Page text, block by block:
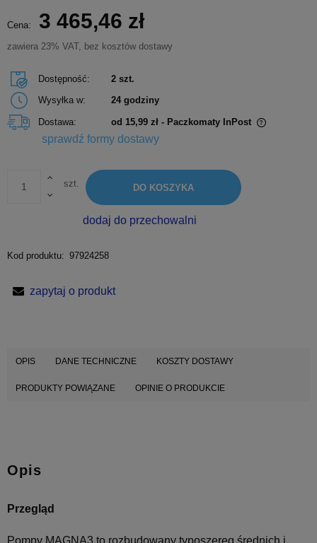
Cena: 3 465,46 zł
zawiera 23% VAT, bez kosztów dostawy
Dostępność:
2 szt.
Wysyłka w:
24 godziny
Dostawa: od 15,99 zł - Paczkomaty InPost
Cena nie zawiera ewentualnych kosztów płatności
sprawdź formy dostawy
szt. DO KOSZYKA
dodaj do przechowalni
Kod produktu: 97924258
zapytaj o produkt
OPIS DANE TECHNICZNE KOSZTY DOSTAWY
PRODUKTY POWIĄZANE OPINIE O PRODUKCIE
Opis
Przegląd
Pompy MAGNA3 to rozbudowany typoszereg średnich i